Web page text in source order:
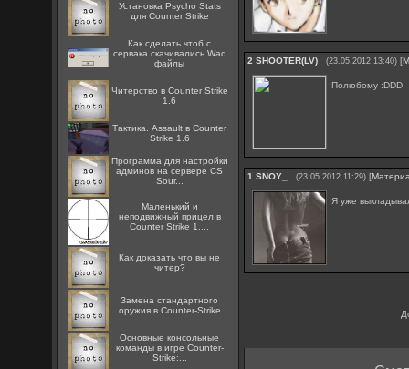
Установка Psycho Stats
для Counter Strike
Как сделать чтоб с
сервака скачивались Wad
файлы
Читерство в Counter Strike
1.6
Тактика. Assault в Counter
Strike 1.6
Программа для настройки
админов на сервере CS
Sour...
Маленький и
неподвижный прицел в
Counter Strike 1....
Как доказать что вы не
читер?
Замена стандартного
оружия в Counter-Strike
Основные консольные
команды в игре Counter-
Strike:...
2 SHOOTER(LV) (23.05.2012 13:40) [
Полюбому :DDD
1 SNOY_ (23.05.2012 11:29) [
Я уже